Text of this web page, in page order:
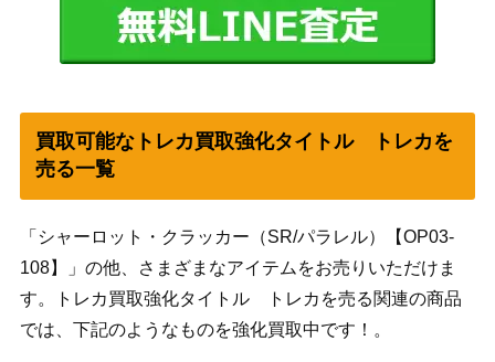
買取可能なトレカ買取強化タイトル トレカを
売る一覧
「シャーロット・クラッカー（SR/パラレル）【OP03-
108】」の他、さまざまなアイテムをお売りいただけま
す。トレカ買取強化タイトル トレカを売る関連の商品
では、下記のようなものを強化買取中です！。